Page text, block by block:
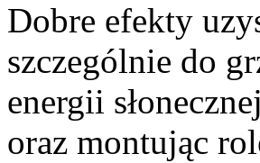
Dobre efekty
szczególnie do
energii
oraz montując